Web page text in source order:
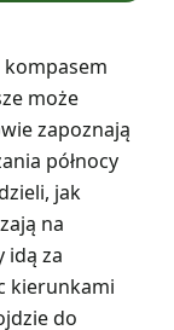
kompasem
może
zapoznają
północy
jak
na
idą za
kierunkami
do